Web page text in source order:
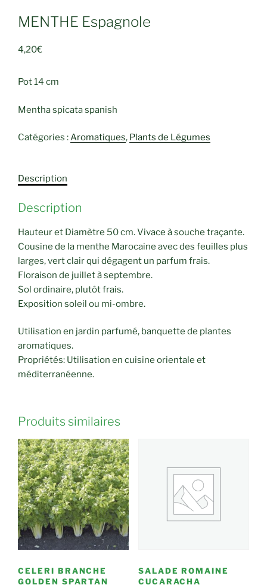
MENTHE Espagnole
4,20€
Pot 14 cm
Mentha spicata spanish
Catégories :Aromatiques, Plants de Légumes
Description
Description
Hauteur et Diamètre 50 cm. Vivace à souche traçante.
Cousine de la menthe Marocaine avec des feuilles plus
larges, vert clair qui dégagent un parfum frais.
Floraison de juillet à septembre.
Sol ordinaire, plutôt frais.
Exposition soleil ou mi-ombre.
Utilisation en jardin parfumé, banquette de plantes
aromatiques.
Propriétés: Utilisation en cuisine orientale et
méditerranéenne.
Produits similaires
CELERI BRANCHE
GOLDEN SPARTAN
SALADE ROMAINE
CUCARACHA